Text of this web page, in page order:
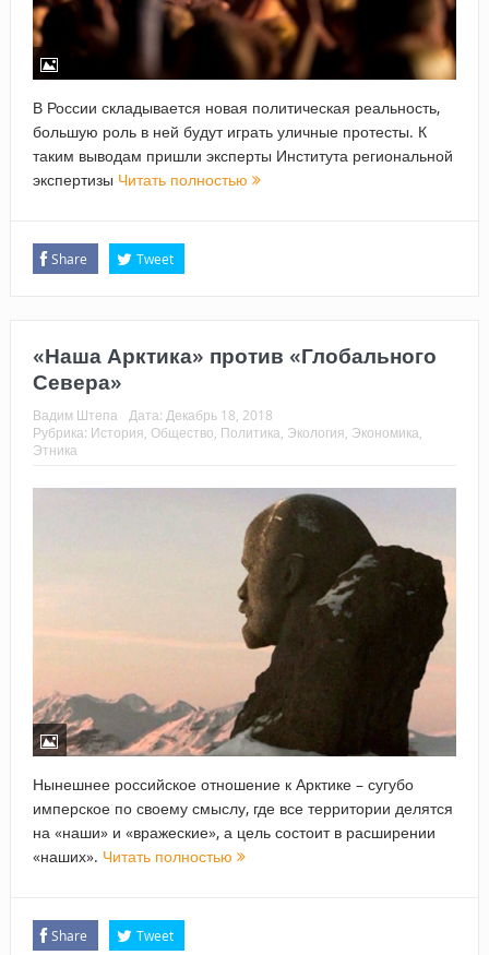
В России складывается новая политическая реальность,
большую роль в ней будут играть уличные протесты. К
таким выводам пришли эксперты Института региональной
экспертизы Читать полностью
Share Tweet
«Наша Арктика» против «Глобального
Севера»
Вадим Штепа Дата: Декабрь 18, 2018
Рубрика: История, Общество, Политика, Экология, Экономика,
Этника
Нынешнее российское отношение к Арктике – сугубо
имперское по своему смыслу, где все территории делятся
на «наши» и «вражеские», а цель состоит в расширении
«наших». Читать полностью
Share Tweet